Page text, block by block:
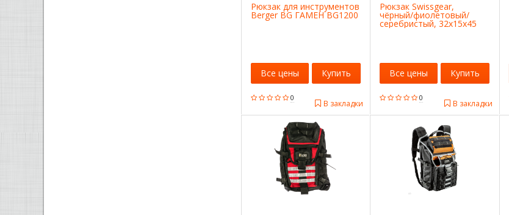
Рюкзак для инструментов
Berger BG ГАМЕН BG1200
0
В закладки
Все цены Купить
Рюкзак Swissgear,
чёрный/фиолетовый/
серебристый, 32х15х45
см, 22 л, SA13852915
0
В закладки
Все цены Купить